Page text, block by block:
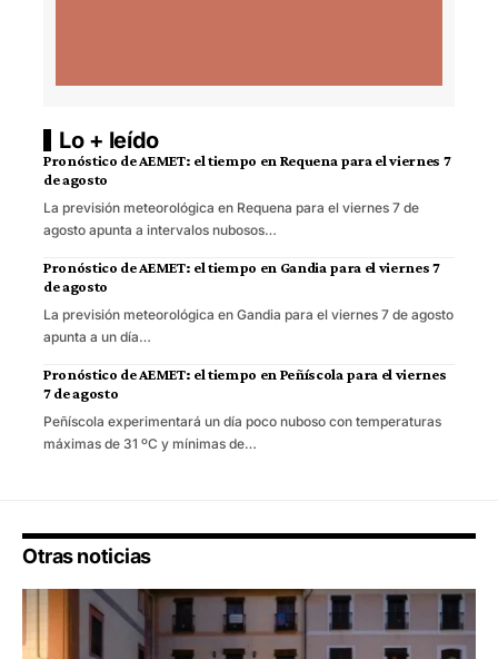
Lo + leído
Pronóstico de AEMET: el tiempo en Requena para el viernes 7
de agosto
La previsión meteorológica en Requena para el viernes 7 de
agosto apunta a intervalos nubosos…
Pronóstico de AEMET: el tiempo en Gandia para el viernes 7
de agosto
La previsión meteorológica en Gandia para el viernes 7 de agosto
apunta a un día…
Pronóstico de AEMET: el tiempo en Peñíscola para el viernes
7 de agosto
Peñíscola experimentará un día poco nuboso con temperaturas
máximas de 31 ºC y mínimas de…
Otras noticias